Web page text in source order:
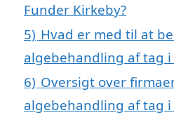
Funder Kirkeby?
5) Hvad er med til at
algebehandling af tag i
6) Oversigt over
algebehandling af tag